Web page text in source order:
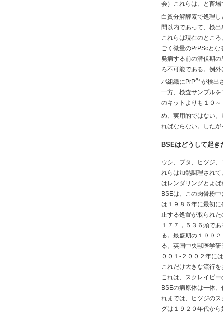
会）これらは、と畜場
白質分解酵素で処理
間以内であって、検
これらは現在のとこ
ごく微量のPrPScとな
発病する前の潜伏期
ろ不可能である。例
パ組織にPrPScが検出
一方、検査サンプル
のキットよりも１０
め、実用的ではない
ればならない。した
BSEはどうして起き
ウシ、ブタ、ヒツジ
れらは加熱調理され
はレンダリングとよ
BSEは、この肉骨粉
は１９８６年に最初
止する処置が取られ
１７７，５３６頭で
る。最盛期の１９９
る。英国中央獣医学
００１-２００２年に
これだけ大きな流行
これは、スクレイピ
BSEの病原体は一体
れまでは、ヒツジの
グは１９２０年代か